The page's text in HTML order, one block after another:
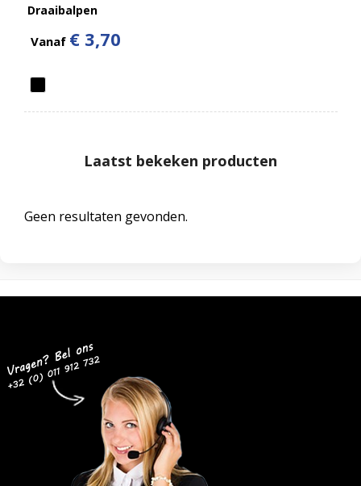
Draaibalpen
Vanaf € 3,70
Laatst bekeken producten
Geen resultaten gevonden.